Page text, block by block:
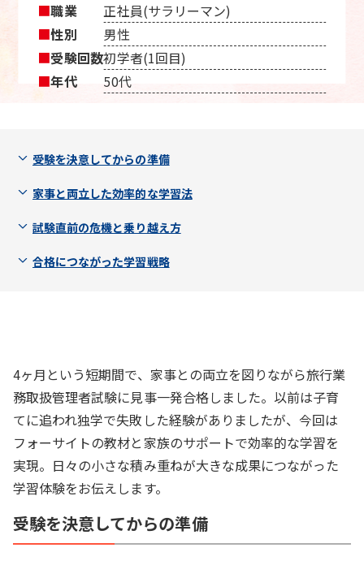
■職業
正社員(サラリーマン)
■性別
男性
■受験回数初学者(1回目)
■年代 50代
受験を決意してからの準備
家事と両立した効率的な学習法
試験直前の危機と乗り越え方
合格につながった学習戦略
4ヶ月という短期間で、家事との両立を図りながら旅行業
務取扱管理者試験に見事一発合格しました。以前は子育
てに追われ独学で失敗した経験がありましたが、今回は
フォーサイトの教材と家族のサポートで効率的な学習を
実現。日々の小さな積み重ねが大きな成果につながった
学習体験をお伝えします。
受験を決意してからの準備